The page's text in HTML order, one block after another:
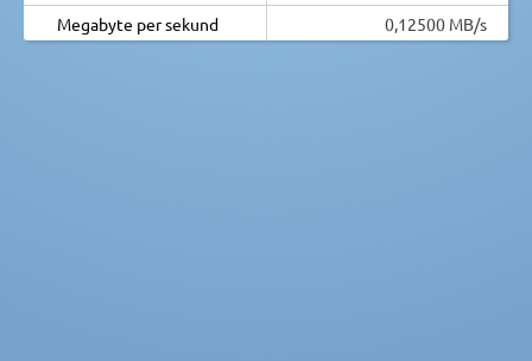
Megabyte per sekund
0,12500 MB/s